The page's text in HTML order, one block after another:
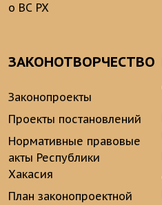
о ВС РХ
ЗАКОНОТВОРЧЕСТВО
Законопроекты
Проекты постановлений
Нормативные правовые
акты Республики
Хакасия
План законопроектной